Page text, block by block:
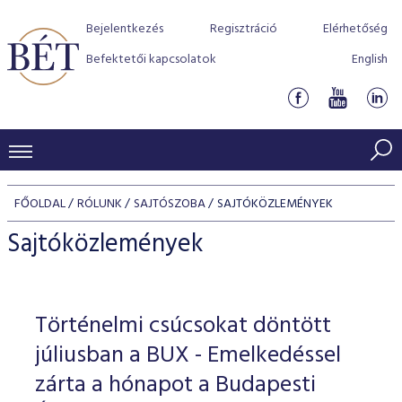
Bejelentkezés Regisztráció
Elérhetőség
Befektetői kapcsolatok
English
KERESKEDÉSI ADATOK
INDEXEK
Jelzáloglevél indexek
Vállalati kötvény indexek
Azonnali Piac
Részvények
Származékos piac
BEFEKTETŐK
Részvény szekció
Hitelpapír szekció
BÉT szabályzatok
Befektetővédelem
Alkalmazott díjstruktúra
Elszámolás
Részvény és vállalati kötvény tőzsdei bevezetését
program
BÉT Xtend - Részvénypiac egyszerűen
TŐZSDETAGOK
Tőzsdetagok, üzletkötők
VENDOROK
FŐOLDAL RÓLUNK SAJTÓSZOBA SAJTÓKÖZLEMÉNYEK
Sajtóközlemények
Történelmi csúcsokat döntött
júliusban a BUX - Emelkedéssel
zárta a hónapot a Budapesti